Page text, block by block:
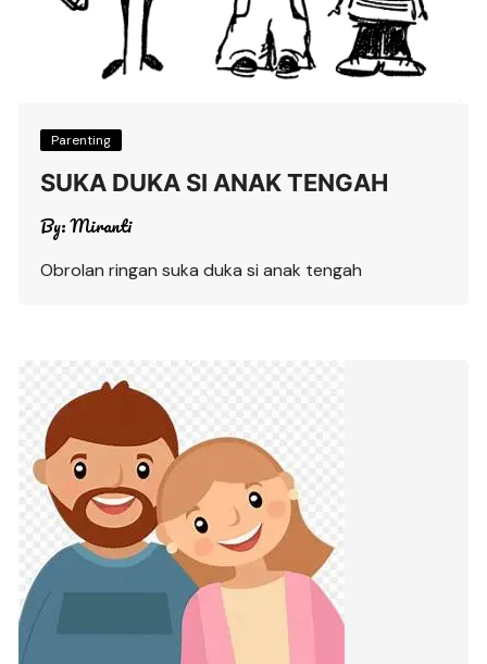
Parenting
SUKA DUKA SI ANAK TENGAH
By:Miranti
Obrolan ringan suka duka si anak tengah